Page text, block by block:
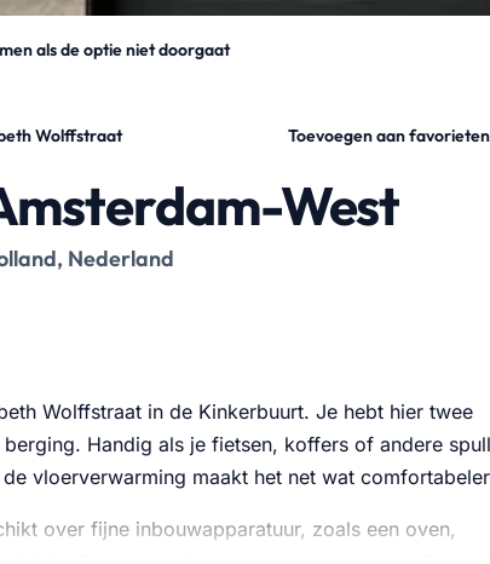
als de optie niet doorgaat
Wolffstraat Toevoegen aan favorieten
West
Nederland
Wolffstraat in de Kinkerbuurt. Je hebt hier twee
Handig als je fietsen, koffers of andere
vloerverwarming maakt het net wat
over fijne inbouwapparatuur, zoals een oven,